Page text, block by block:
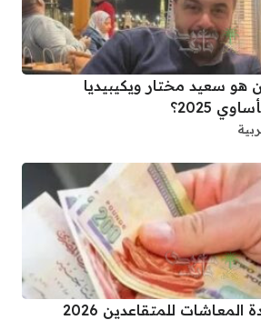
سعيد مختار ويكيبيديا
2025؟
الكشف الكامل.. زيادة المعاشات للمتقاعدين 2026